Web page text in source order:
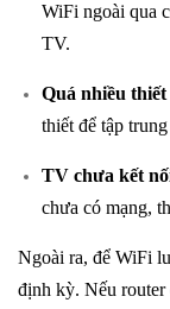
WiFi ngoài qua
TV.
Quá nhiều
thiết để tập
TV chưa kết
chưa có mạng,
Ngoài ra, để WiFi
định kỳ. Nếu router